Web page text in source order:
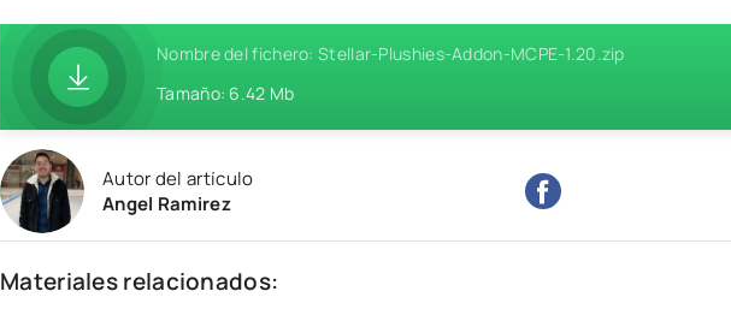
Nombre del fichero: Stellar-Plushies-Addon-MCPE-1.20.zip
Tamaño: 6.42 Mb
Autor del artículo
Angel Ramirez
Materiales relacionados: